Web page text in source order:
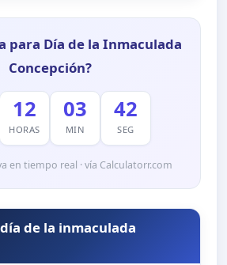
para Día de la Inmaculada
Concepción?
12
HORAS
03
MIN
41
SEG
en tiempo real · vía Calculatorr.com
de la inmaculada